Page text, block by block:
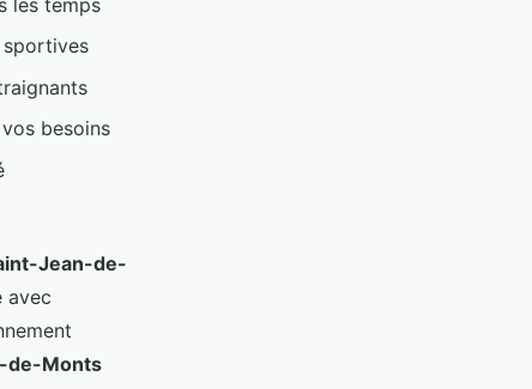
sportives
besoins
Jean-de-
avec
de-Monts